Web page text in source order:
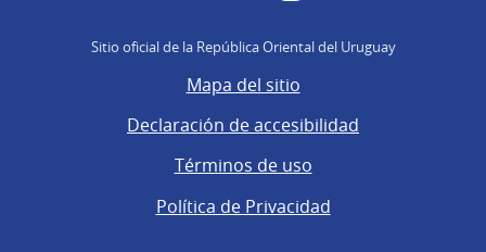
Sitio oficial de la República Oriental del Uruguay
Mapa del sitio
Declaración de accesibilidad
Términos de uso
Política de Privacidad